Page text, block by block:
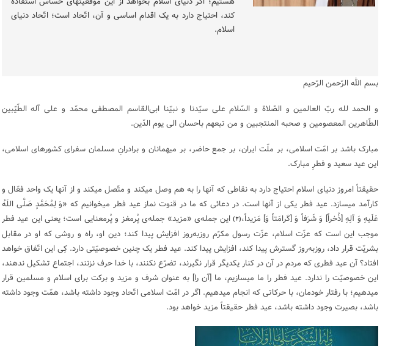
کند، احتیاج دارد به یک اقدام اساسی و آن، اتّحاد است؛ اتّحاد دنیای
اسلام.
بسم الله الرّحمن الرّحیم
و الحمد لله ربّ العالمین و الصّلاة و السّلام علی سیّدنا و نبیّنا ابی‌القاسم المصطفی محمّد و علی آله الطّیّبین
الطّاهرین المعصومین و صحبه المنتجبین و من تبعهم باحسان الی یوم الدّین.
مبارک باشد بر امّت اسلامی، بر ملّت ایران، بر جمع حاضر، بر میهمانان و برادرانِ مسلمان سفرای کشورهای اسلامی،
این عید سعید و فطرِ مبارک.
حقیقتاً امروز دنیای اسلام احتیاج دارد به نقاطی که آنها را به هم وصل میکند و متّصل میکند و از آنها یک واحد فعّال و
کارآمد میسازد. عید فطر یکی از آنها است. در دعائی که ما در قنوت نماز عید فطر میخوانیم که «وَ لِمُحَمَّدٍ صَلَّى اللَهُ
عَلَیهِ وَ آلِهِ [ذُخراً] وَ شَرَفاً وَ [کَرامَتاً وَ] مَزیداً،(۲)این جمله‌ی «مزید» جمله‌ی پُرمغز و پُرمعنایی است؛ یعنی این عید فطر
موجب این است که عزّت اسلام، عزّت رسول مکرّم روزبه‌روز افزایش پیدا کند؛ دین او، راه و روشی که او در مقابل
بشریّت قرار داد، روزبه‌روز گسترش پیدا کند، افزایش پیدا کند. عید فطر یک چنین خصوصیّتی دارد. کِی این اتّفاق خواهد
افتاد؟ آن عید فطری که مردم در آن در کنار یکدیگر قرار نگیرند، تضرّع نکنند، با خدا حرف نزنند، اجتماع تشکیل ندهند،
این خصوصیّت را ندارد. عید فطر را ما میسازیم، ما [آن را] به عنوان شرف و مزید و برکت برای اسلام و مسلمین قرار
میدهیم؛ با رفتار خودمان، با حرکاتی که انجام میدهیم. اگر در امّت اسلامی اتّحاد وجود داشته باشد، همّت وجود داشته
باشد، بصیرت وجود داشته باشد، عید فطر حقیقتاً مزید خواهد بود.